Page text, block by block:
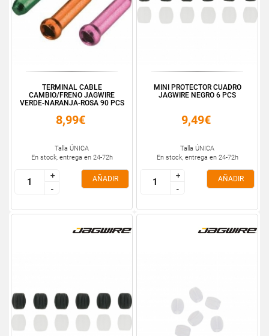
TERMINAL CABLE
CAMBIO/FRENO JAGWIRE
VERDE-NARANJA-ROSA 90 PCS
8,99€
Talla ÚNICA
En stock, entrega en 24-72h
+
-
+
-
AÑADIR
MINI PROTECTOR CUADRO
JAGWIRE NEGRO 6 PCS
9,49€
Talla ÚNICA
En stock, entrega en 24-72h
+
-
+
-
AÑADIR